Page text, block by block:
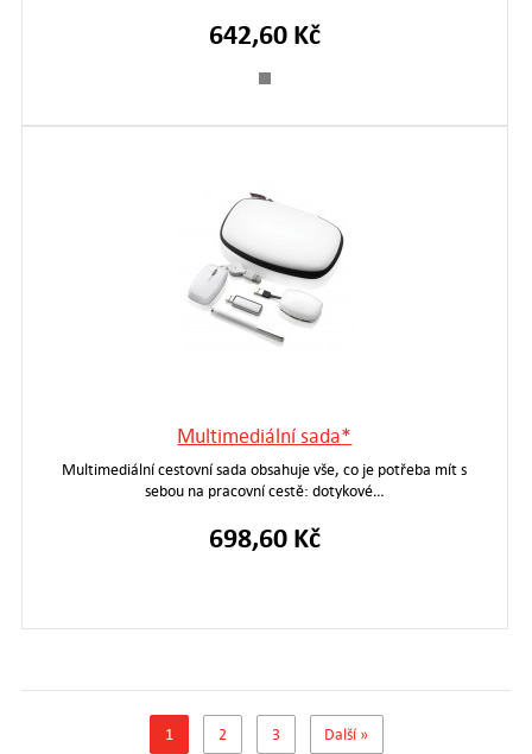
642,60 Kč
Multimediální sada*
Multimediální cestovní sada obsahuje vše, co je potřeba mít s
sebou na pracovní cestě: dotykové…
698,60 Kč
1 2 3 Další »